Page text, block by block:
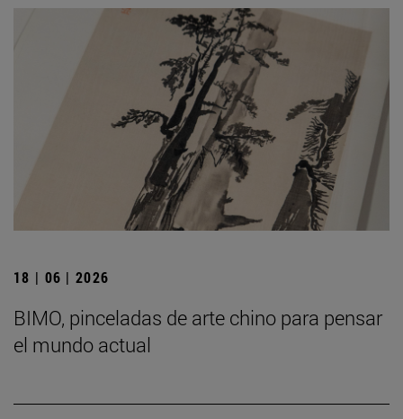
18 | 06 | 2026
BIMO, pinceladas de arte chino para pensar
el mundo actual